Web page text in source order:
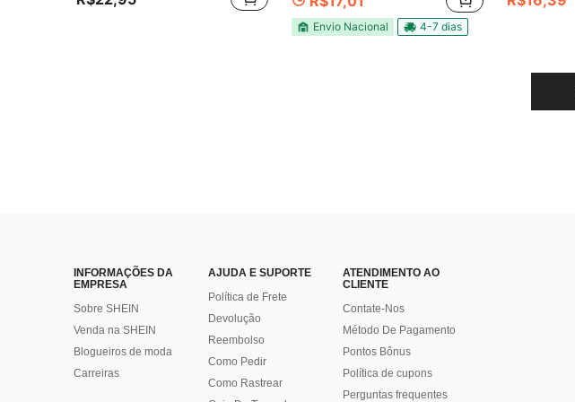
Envio Nacional 4-7 dias
INFORMAÇÕES DA
EMPRESA
Sobre SHEIN
Venda na SHEIN
Blogueiros de moda
Carreiras
AJUDA E SUPORTE
Política de Frete
Devolução
Reembolso
Como Pedir
Como Rastrear
ATENDIMENTO AO
CLIENTE
Contate-Nos
Método De Pagamento
Pontos Bônus
Política de cupons
Perguntas frequentes